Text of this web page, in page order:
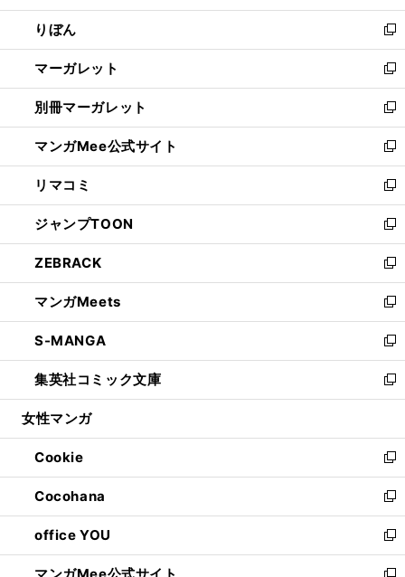
開
く
ウ
で
開
く
ン
ド
ウ
で
開
く
ウ
ィ
ン
ド
ウ
で
開
く
りぼん
新
し
い
ウ
ィ
ン
ド
ウ
で
開
く
マーガレット
新
し
い
ウ
ィ
ン
ド
ウ
で
開
く
別冊マーガレット
新
し
い
ウ
ィ
ン
ド
ウ
で
開
く
マンガMee公式サイト
新
し
い
ウ
ィ
ン
ド
ウ
で
開
く
リマコミ
新
し
い
ウ
ィ
ン
ド
ウ
で
開
く
ジャンプTOON
新
し
い
ウ
ィ
ン
ド
ウ
で
開
ZEBRACK
新
し
い
ウ
ィ
ン
ド
ウ
開
く
マンガMeets
新
し
い
ウ
ィ
ン
ウ
で
開
く
S-MANGA
新
し
い
ウ
ン
ド
ウ
で
開
く
集英社コミック文庫
新
し
ウ
ィ
ン
ド
ウ
で
開
く
女性マンガ
Cookie
新
し
い
ウ
ィ
ン
Cocohana
新
し
い
ウ
office YOU
新
し